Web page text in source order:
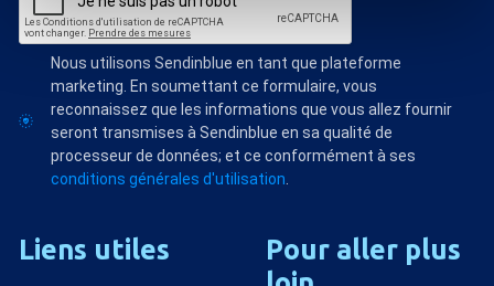
Nous utilisons Sendinblue en tant que plateforme
marketing. En soumettant ce formulaire, vous
reconnaissez que les informations que vous allez fournir
seront transmises à Sendinblue en sa qualité de
processeur de données; et ce conformément à ses
conditions générales d'utilisation
Liens utiles Pour aller plus